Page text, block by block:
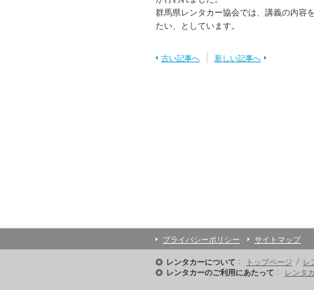
群馬県レンタカー協会では、講義の内容
たい、としています。
古い記事へ 新しい記事へ
プライバシーポリシー サイトマップ
レンタカーについて トップページ レ
レンタカーのご利用にあたって レンタ